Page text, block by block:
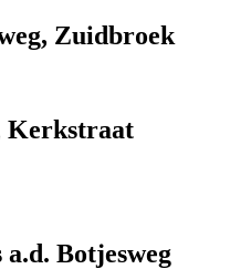
Zuidbroek
Kerkstraat
a.d. Botjesweg